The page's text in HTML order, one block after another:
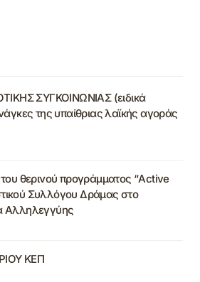
ΣΥΓΚΟΙΝΩΝΙΑΣ (ειδικά
της υπαίθριας λαϊκής αγοράς
θερινού προγράμματος “Active
Συλλόγου Δράμας στο
Αλληλεγγύης
ΚΕΠ